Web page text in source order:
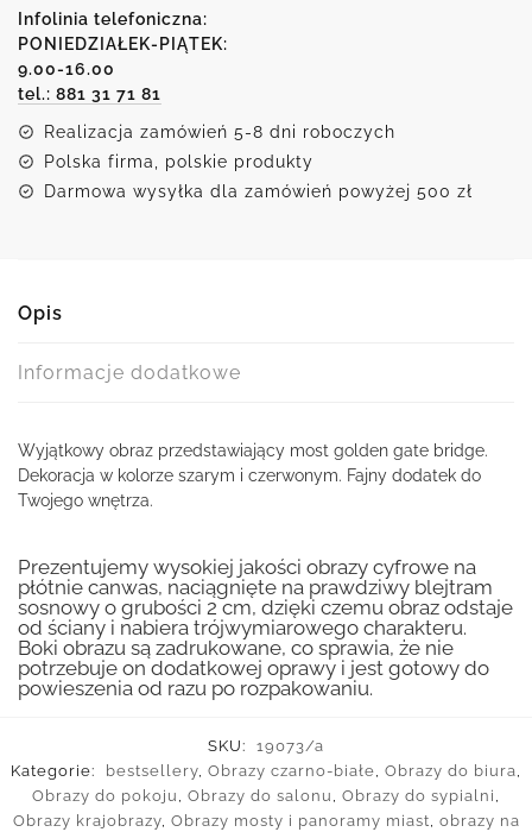
Golden
Gate
Bridge
Infolinia telefoniczna:
PONIEDZIAŁEK-PIĄTEK:
9.00-16.00
tel.: 881 31 71 81
Realizacja zamówień 5-8 dni roboczych
Polska firma, polskie produkty
Darmowa wysyłka dla zamówień powyżej 500 zł
Opis
Informacje dodatkowe
Wyjątkowy obraz przedstawiający most golden gate bridge.
Dekoracja w kolorze szarym i czerwonym. Fajny dodatek do
Twojego wnętrza.
Prezentujemy wysokiej jakości obrazy cyfrowe na
płótnie canwas, naciągnięte na prawdziwy blejtram
sosnowy o grubości 2 cm, dzięki czemu obraz odstaje
od ściany i nabiera trójwymiarowego charakteru.
Boki obrazu są zadrukowane, co sprawia, że nie
potrzebuje on dodatkowej oprawy i jest gotowy do
powieszenia od razu po rozpakowaniu.
SKU:
19073/a
Kategorie:
bestsellery, Obrazy czarno-białe, Obrazy do biura,
Obrazy do pokoju , Obrazy do salonu , Obrazy do sypialni ,
Obrazy krajobrazy, Obrazy mosty i panoramy miast, obrazy na